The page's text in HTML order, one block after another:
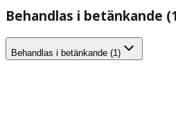
Behandlas i betänkande
Behandlas i betänkande (1)